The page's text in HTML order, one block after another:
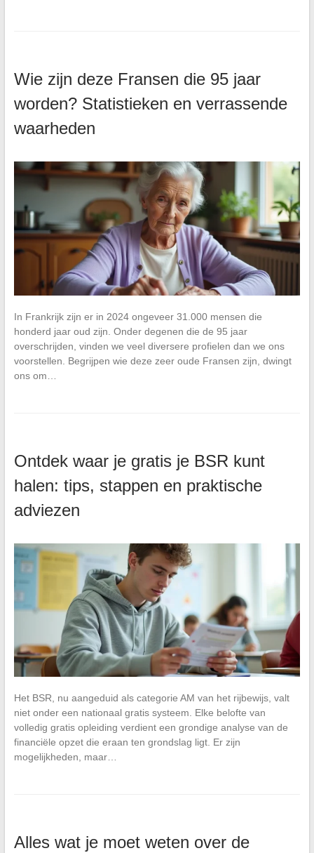
Wie zijn deze Fransen die 95 jaar
worden? Statistieken en verrassende
waarheden
In Frankrijk zijn er in 2024 ongeveer 31.000 mensen die
honderd jaar oud zijn. Onder degenen die de 95 jaar
overschrijden, vinden we veel diversere profielen dan we ons
voorstellen. Begrijpen wie deze zeer oude Fransen zijn, dwingt
ons om…
Ontdek waar je gratis je BSR kunt
halen: tips, stappen en praktische
adviezen
Het BSR, nu aangeduid als categorie AM van het rijbewijs, valt
niet onder een nationaal gratis systeem. Elke belofte van
volledig gratis opleiding verdient een grondige analyse van de
financiële opzet die eraan ten grondslag ligt. Er zijn
mogelijkheden, maar…
Alles wat je moet weten over de